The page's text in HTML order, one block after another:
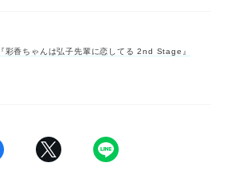
『彩香ちゃんは弘子先輩に恋してる 2nd Stage』